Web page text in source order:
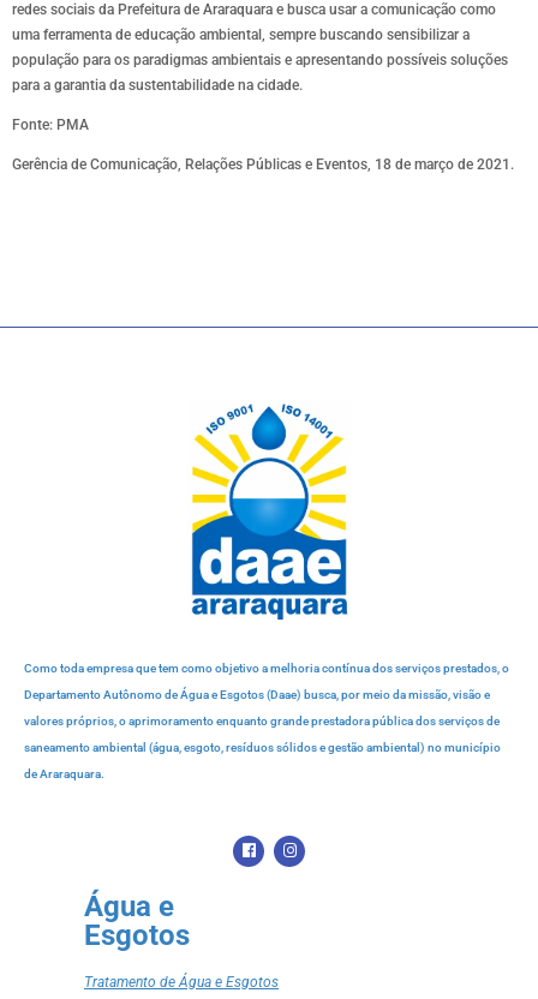
redes sociais da Prefeitura de Araraquara e busca usar a comunicação como
uma ferramenta de educação ambiental, sempre buscando sensibilizar a
população para os paradigmas ambientais e apresentando possíveis soluções
para a garantia da sustentabilidade na cidade.
Fonte: PMA
Gerência de Comunicação, Relações Públicas e Eventos, 18 de março de 2021.
Como toda empresa que tem como objetivo a melhoria contínua dos serviços prestados, o
Departamento Autônomo de Água e Esgotos (Daae) busca, por meio da missão, visão e
valores próprios, o aprimoramento enquanto grande prestadora pública dos serviços de
saneamento ambiental (água, esgoto, resíduos sólidos e gestão ambiental) no município
de Araraquara.
Água e
Esgotos
Tratamento de Água e Esgotos